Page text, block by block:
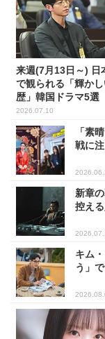
来週(7月13日～) 日
で観られる「輝か
歴」韓国ドラマ5選
2026.07.10
「素
戦に
新章
控え
キム
う」